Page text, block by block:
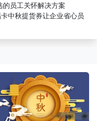
员工关怀解决方案
中秋提货券让企业省心员